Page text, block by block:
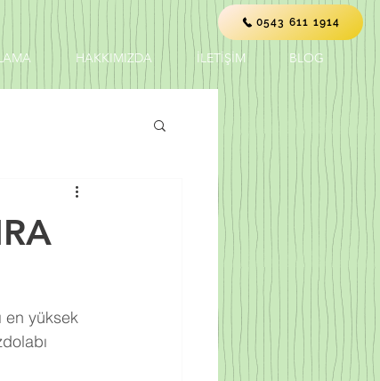
HAKKIMIZDA İLETİŞİM BLOG
0543 611 1914
en yüksek